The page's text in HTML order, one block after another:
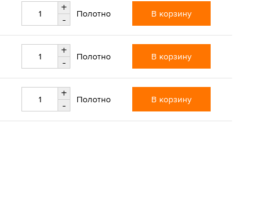
+
-
Полотно В корзину
+
-
Полотно В корзину
+
-
Полотно В корзину